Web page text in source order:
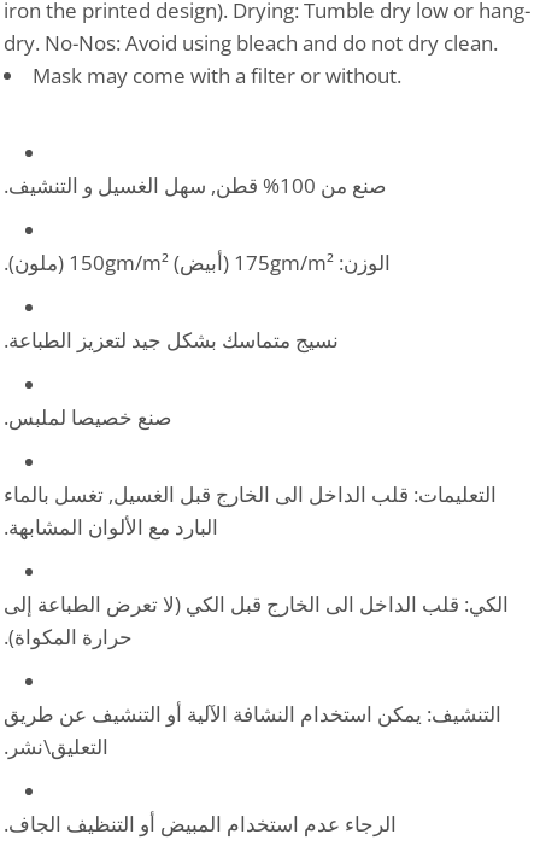
iron the printed design). Drying: Tumble dry low or hang-
dry. No-Nos: Avoid using bleach and do not dry clean.
Mask may come with a filter or without.
صنع من 100% قطن, سهل الغسيل و التنشيف.
الوزن: 175gm/m² (أبيض) 150gm/m² (ملون).
نسيج متماسك بشكل جيد لتعزيز الطباعة.
صنع خصيصا لملبس.
التعليمات: قلب الداخل الى الخارج قبل الغسيل, تغسل بالماء
البارد مع الألوان المشابهة.
الكي: قلب الداخل الى الخارج قبل الكي (لا تعرض الطباعة إلى
حرارة المكواة).
التنشيف: يمكن استخدام النشافة الآلية أو التنشيف عن طريق
التعليق\نشر.
الرجاء عدم استخدام المبيض أو التنظيف الجاف.